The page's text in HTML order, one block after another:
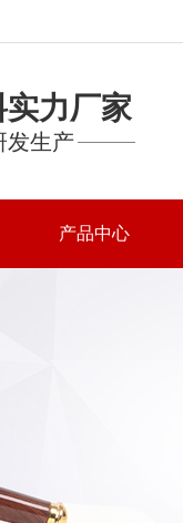
力厂家
发生产
产品中心